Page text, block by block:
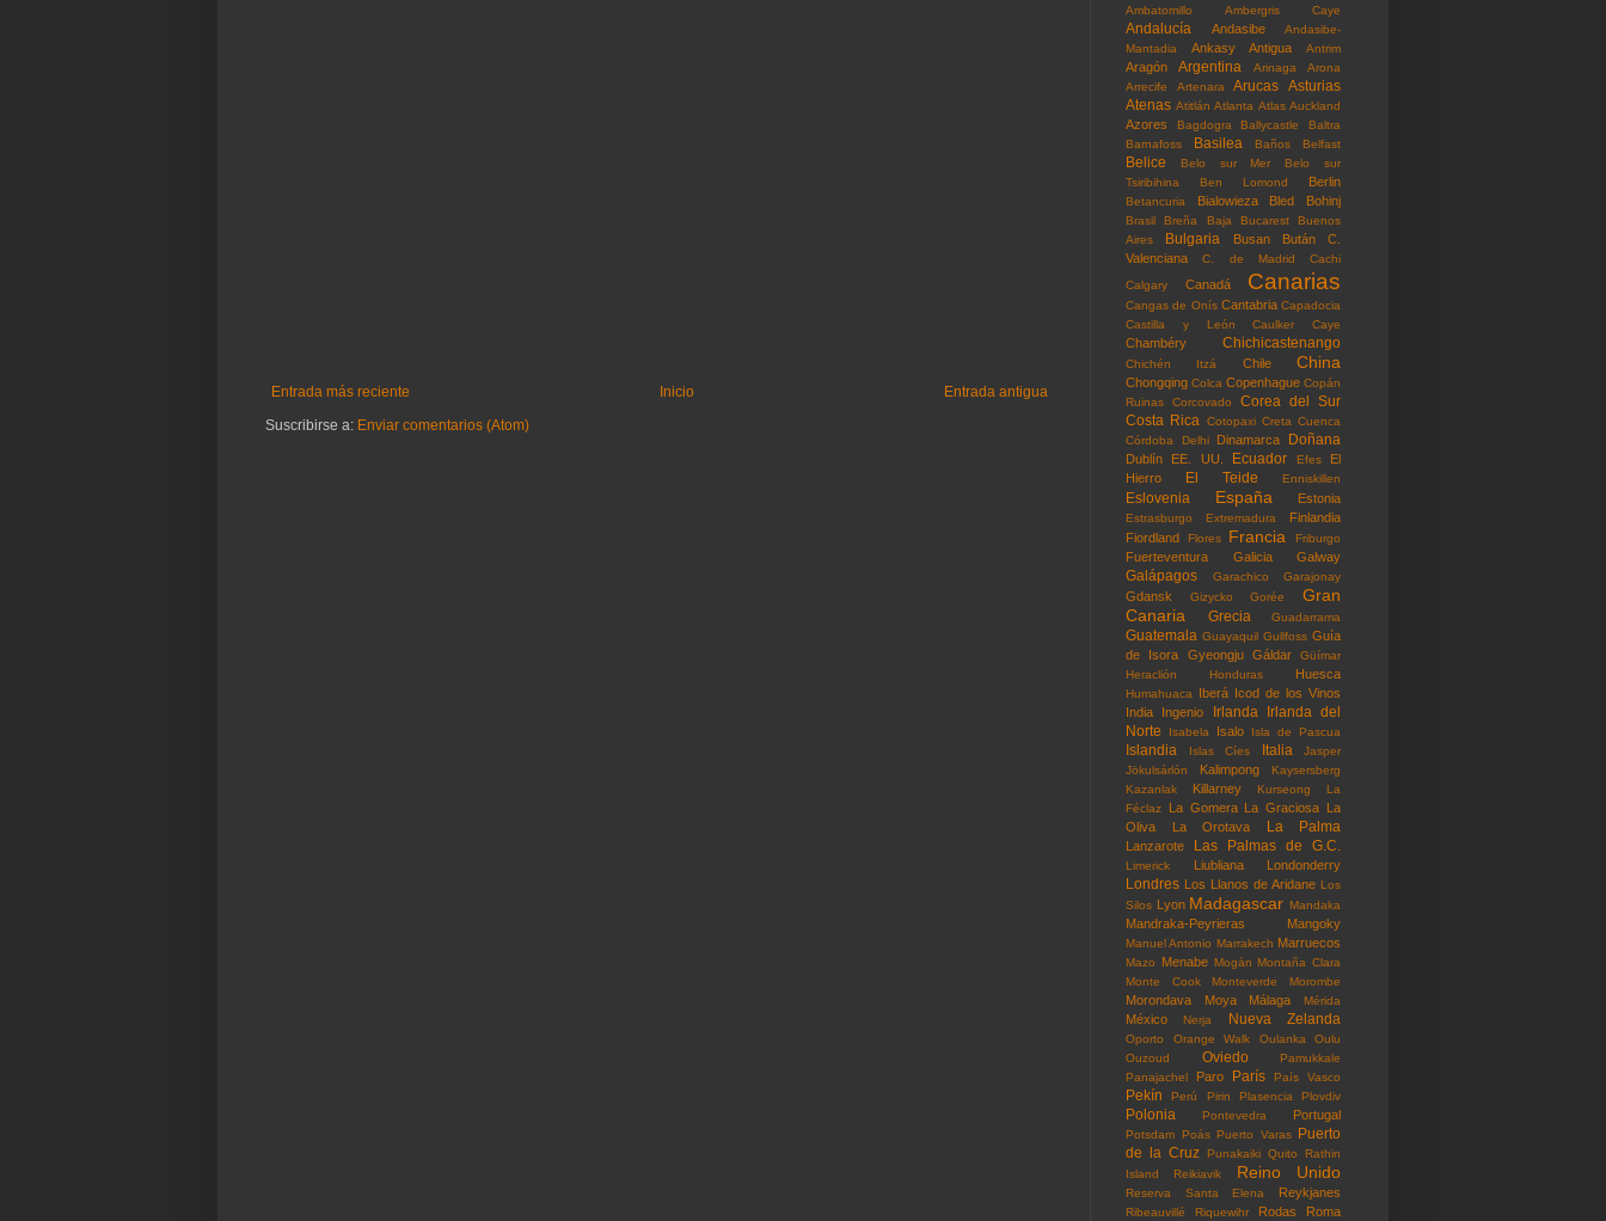
Entrada más reciente Entrada antigua
Inicio
Suscribirse a: Enviar comentarios (Atom)
Ambatomillo Ambergris Caye
Andalucía Andasibe
Andasibe-
Mantadia
Ankasy Antigua Antrim
Aragón Argentina Arinaga
Arona
Arrecife
Artenara Arucas Asturias
Atenas Atitlán Atlanta Atlas Auckland
Azores Bagdogra Ballycastle
Baltra
Barnafoss
Basilea Baños Belfast
Belice Belo sur Mer
Belo sur
Tsiribihina
Ben Lomond Berlin
Betancuria Bialowieza Bled Bohinj
Brasil Breña Baja Bucarest
Buenos
Aires
Bulgaria Busan Bután
C.
Valenciana
C. de Madrid
Cachi
Calgary
Canadá Canarias
Cangas de Onís Cantabria Capadocia
Castilla y León
Caulker Caye
Chambéry Chichicastenango
Chichén Itzá Chile China
Chongqing Colca Copenhague Copán
Ruinas
Corcovado
Corea del Sur
Costa Rica
Cotopaxi Creta Cuenca
Córdoba
Delhi Dinamarca Doñana
Dublín EE. UU. Ecuador Efes
El
Hierro
El Teide Enniskillen
Eslovenia España Estonia
Estrasburgo Extremadura
Finlandia
Fiordland
Flores Francia Friburgo
Fuerteventura Galicia Galway
Galápagos Garachico Garajonay
Gdansk Gizycko Gorée
Gran
Canaria
Grecia Guadarrama
Guatemala Guayaquil Gullfoss Guía
de Isora
Gyeongju Gáldar
Güímar
Heraclión
Honduras Huesca
Humahuaca Iberá Icod de los Vinos
India
Ingenio Irlanda
Irlanda del
Norte
Isabela Isalo Isla de Pascua
Islandia Islas Cíes Italia
Jasper
Jökulsárlón
Kalimpong
Kaysersberg
Kazanlak
Killarney Kurseong
La
Féclaz
La Gomera La Graciosa La
Oliva
La Orotava La Palma
Lanzarote Las Palmas de G.C.
Limerick Liubliana Londonderry
Londres Los Llanos de Aridane Los
Silos Lyon Madagascar Mandaka
Mandraka-Peyrieras Mangoky
Manuel Antonio Marrakech Marruecos
Mazo Menabe Mogán Montaña Clara
Monte Cook
Monteverde Morombe
Morondava Moya Málaga Mérida
México Nerja Nueva Zelanda
Oporto Orange Walk Oulanka
Oulu
Ouzoud
Oviedo
Pamukkale
Panajachel
Paro París País Vasco
Pekín Perú Pirin Plasencia Plovdiv
Polonia Pontevedra Portugal
Potsdam Poás Puerto Varas Puerto
de la Cruz
Punakaiki Quito
Rathin
Island
Reikiavik Reino Unido
Reserva Santa Elena Reykjanes
Ribeauvillé Riquewihr Rodas
Roma